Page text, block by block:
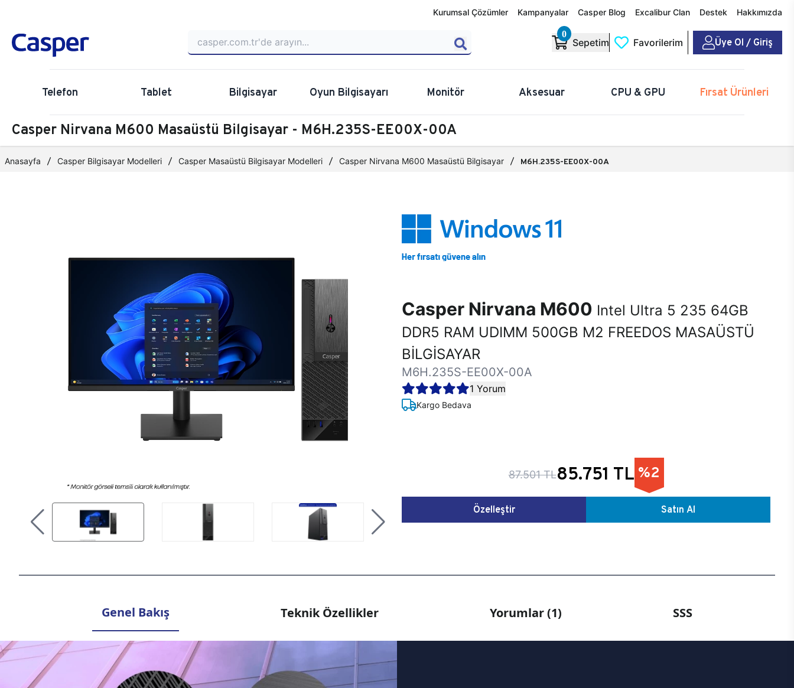
Kurumsal Çözümler Kampanyalar Casper Blog Excalibur Clan Destek Hakkımızda
0
Sepetim Favorilerim Üye Ol / Giriş
Telefon Tablet Bilgisayar Oyun Bilgisayarı Monitör Aksesuar CPU & GPU Fırsat Ürünleri
Casper Nirvana M600 Masaüstü Bilgisayar - M6H.235S-EE00X-00A
Anasayfa Casper Bilgisayar Modelleri Casper Masaüstü Bilgisayar Modelleri Casper Nirvana M600 Masaüstü Bilgisayar M6H.235S-EE00X-00A
Casper Nirvana M600 Intel Ultra 5 235 64GB
DDR5 RAM UDIMM 500GB M2 FREEDOS MASAÜSTÜ
BİLGİSAYAR
M6H.235S-EE00X-00A
1 Yorum
Kargo Bedava
87.501 TL85.751 TL %2
Özelleştir Satın Al
Genel Bakış Teknik Özellikler Yorumlar (1) SSS